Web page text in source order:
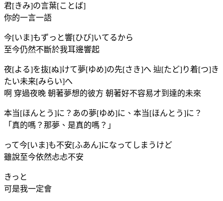
君[きみ]の言葉[ことば]
你的一言一語
今[いま]もずっと響[ひび]いてるから
至今仍然不斷於我耳邊響起
夜[よる]を抜[ぬ]けて夢[ゆめ]の先[さき]へ 辿[たど]り着[つ]き
たい未来[みらい]へ
啊 穿過夜晚 朝著夢想的彼方 朝著好不容易才到達的未來
本当[ほんとう]に？あの夢[ゆめ]に、本当[ほんとう]に？
「真的嗎？那夢、是真的嗎？」
って今[いま]も不安[ふあん]になってしまうけど
雖說至今依然忐忐不安
きっと
可是我一定會